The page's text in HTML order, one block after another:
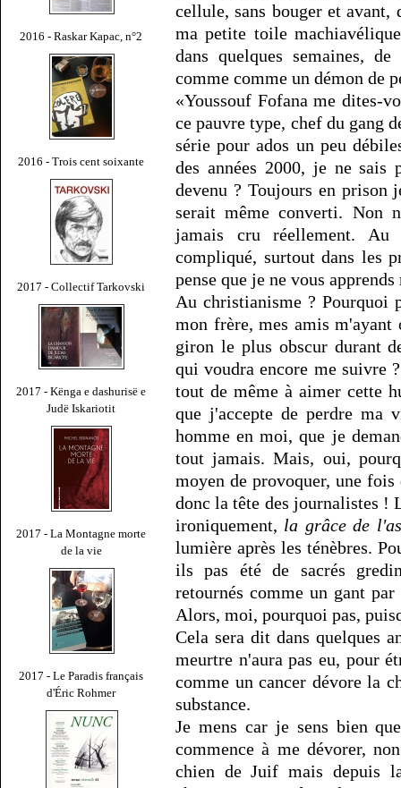
2016 - Raskar Kapac, n°2
2016 - Trois cent soixante
2017 - Collectif Tarkovski
2017 - Kënga e dashurisë e
Judë Iskariotit
2017 - La Montagne morte
de la vie
2017 - Le Paradis français
d'Éric Rohmer
cellule, sans bouger et avant,
ma petite toile
dans quelques semaines,
comme comme un démon de
«Youssouf Fofana me dites-
ce pauvre type, chef du gang
série pour ados un peu
des années 2000, je ne sais
devenu ? Toujours en prison
serait même converti. Non
jamais cru réellement. Au
compliqué, surtout dans les
pense que je ne vous
Au christianisme ? Pourquoi
mon frère, mes amis m'ayant
giron le plus obscur durant
qui voudra encore me suivre
tout de même à aimer cette
que j'accepte de perdre
homme en moi, que je
tout jamais. Mais, oui,
moyen de provoquer, une
donc la tête des journalistes !
ironiquement, la grâce de
lumière après les ténèbres.
ils pas été de sacrés
retournés comme un gant
Alors, moi, pourquoi pas,
Cela sera dit dans quelques
meurtre n'aura pas eu, pour
comme un cancer dévore la
substance.
Je mens car je sens bien
commence à me dévorer,
chien de Juif mais depuis